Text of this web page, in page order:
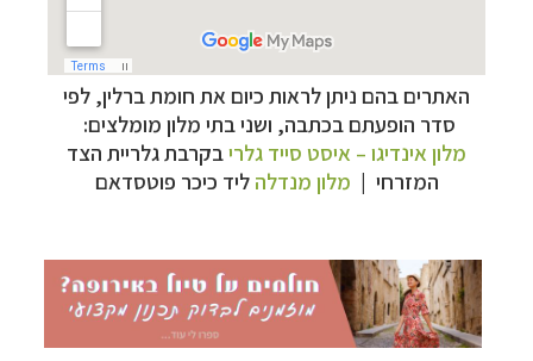
האתרים בהם ניתן לראות כיום את חומת ברלין, לפי
סדר הופעתם בכתבה, ושני בתי מלון מומלצים:
מלון אינדיגו – איסט סייד גלריבקרבת גלריית הצד
המזרחי | מלון מנדלהליד כיכר פוטסדאם
טיולים למדינות אירופה
לחצו לרשימת היעדים »
טיולים לצפון אמריקה
לחצו לרשימת היעדים »
קרוזים והפלגות נופש
לחצו לרשימת היעדים »